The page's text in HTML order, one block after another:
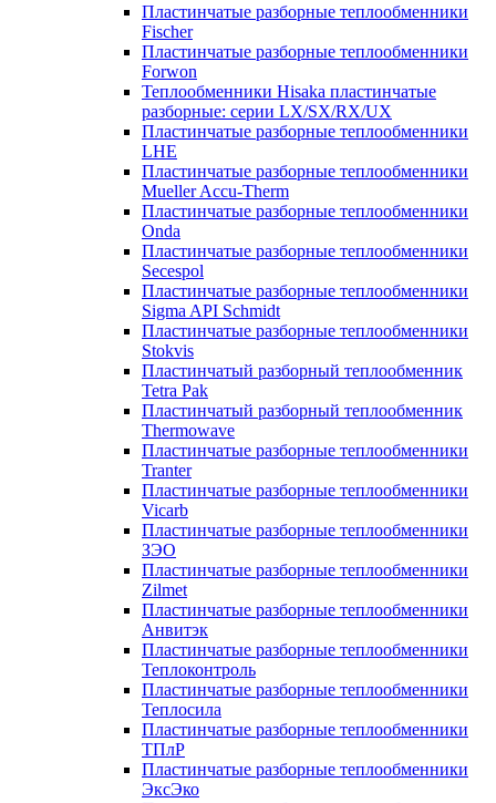
Пластинчатые разборные теплообменники
Fischer
Пластинчатые разборные теплообменники
Forwon
Теплообменники Hisaka пластинчатые
разборные: серии LX/SX/RX/UX
Пластинчатые разборные теплообменники
LHE
Пластинчатые разборные теплообменники
Mueller Accu-Therm
Пластинчатые разборные теплообменники
Onda
Пластинчатые разборные теплообменники
Secespol
Пластинчатые разборные теплообменники
Sigma API Schmidt
Пластинчатые разборные теплообменники
Stokvis
Пластинчатый разборный теплообменник
Tetra Pak
Пластинчатый разборный теплообменник
Thermowave
Пластинчатые разборные теплообменники
Tranter
Пластинчатые разборные теплообменники
Vicarb
Пластинчатые разборные теплообменники
ЗЭО
Пластинчатые разборные теплообменники
Zilmet
Пластинчатые разборные теплообменники
Анвитэк
Пластинчатые разборные теплообменники
Теплоконтроль
Пластинчатые разборные теплообменники
Теплосила
Пластинчатые разборные теплообменники
ТПлР
Пластинчатые разборные теплообменники
ЭксЭко